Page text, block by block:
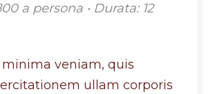
a persona • Durata: 12
veniam, quis
ullam corporis